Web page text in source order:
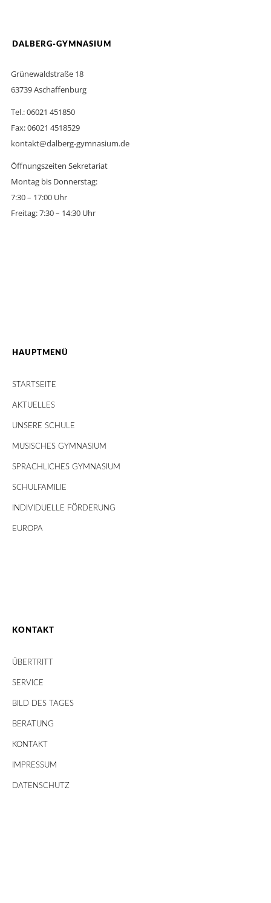
DALBERG-GYMNASIUM
Grünewaldstraße 18
63739 Aschaffenburg
Tel.: 06021 451850
Fax: 06021 4518529
kontakt@dalberg-gymnasium.de
Öffnungszeiten Sekretariat
Montag bis Donnerstag:
7:30 – 17:00 Uhr
Freitag: 7:30 – 14:30 Uhr
HAUPTMENÜ
STARTSEITE
AKTUELLES
UNSERE SCHULE
MUSISCHES GYMNASIUM
SPRACHLICHES GYMNASIUM
SCHULFAMILIE
INDIVIDUELLE FÖRDERUNG
EUROPA
KONTAKT
ÜBERTRITT
SERVICE
BILD DES TAGES
BERATUNG
KONTAKT
IMPRESSUM
DATENSCHUTZ